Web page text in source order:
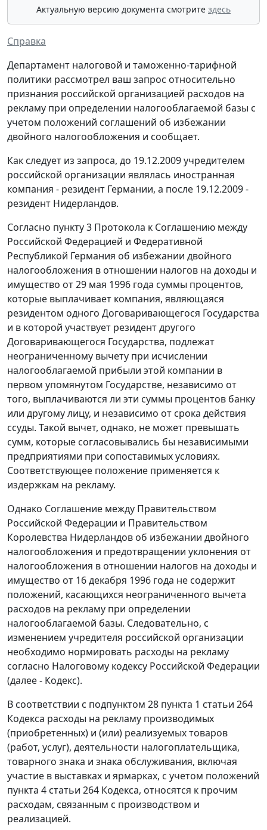
Актуальную версию документа смотрите здесь
Справка
Департамент налоговой и таможенно-тарифной
политики рассмотрел ваш запрос относительно
признания российской организацией расходов на
рекламу при определении налогооблагаемой базы с
учетом положений соглашений об избежании
двойного налогообложения и сообщает.
Как следует из запроса, до 19.12.2009 учредителем
российской организации являлась иностранная
компания - резидент Германии, а после 19.12.2009 -
резидент Нидерландов.
Согласно пункту 3 Протокола к Соглашению между
Российской Федерацией и Федеративной
Республикой Германия об избежании двойного
налогообложения в отношении налогов на доходы и
имущество от 29 мая 1996 года суммы процентов,
которые выплачивает компания, являющаяся
резидентом одного Договаривающегося Государства
и в которой участвует резидент другого
Договаривающегося Государства, подлежат
неограниченному вычету при исчислении
налогооблагаемой прибыли этой компании в
первом упомянутом Государстве, независимо от
того, выплачиваются ли эти суммы процентов банку
или другому лицу, и независимо от срока действия
ссуды. Такой вычет, однако, не может превышать
сумм, которые согласовывались бы независимыми
предприятиями при сопоставимых условиях.
Соответствующее положение применяется к
издержкам на рекламу.
Однако Соглашение между Правительством
Российской Федерации и Правительством
Королевства Нидерландов об избежании двойного
налогообложения и предотвращении уклонения от
налогообложения в отношении налогов на доходы и
имущество от 16 декабря 1996 года не содержит
положений, касающихся неограниченного вычета
расходов на рекламу при определении
налогооблагаемой базы. Следовательно, с
изменением учредителя российской организации
необходимо нормировать расходы на рекламу
согласно Налоговому кодексу Российской Федерации
(далее - Кодекс).
В соответствии с подпунктом 28 пункта 1 статьи 264
Кодекса расходы на рекламу производимых
(приобретенных) и (или) реализуемых товаров
(работ, услуг), деятельности налогоплательщика,
товарного знака и знака обслуживания, включая
участие в выставках и ярмарках, с учетом положений
пункта 4 статьи 264 Кодекса, относятся к прочим
расходам, связанным с производством и
реализацией.